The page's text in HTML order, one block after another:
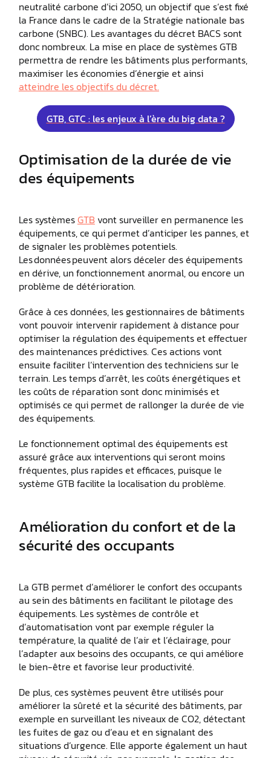
neutralité carbone d’ici 2050, un objectif que s’est fixé
la France dans le cadre de la Stratégie nationale bas
carbone (SNBC). Les avantages du décret BACS sont
donc nombreux. La mise en place de systèmes GTB
permettra de rendre les bâtiments plus performants,
maximiser les économies d’énergie et ainsi
atteindre les objectifs du décret.
GTB, GTC : les enjeux à l’ère du big data ?
Optimisation de la durée de vie
des équipements
Les systèmesGTBvont surveiller en permanence les
équipements, ce qui permet d’anticiper les pannes, et
de signaler les problèmes potentiels.
Les données peuvent alors déceler des équipements
en dérive, un fonctionnement anormal, ou encore un
problème de détérioration.
Grâce à ces données, les gestionnaires de bâtiments
vont pouvoir intervenir rapidement à distance pour
optimiser la régulation des équipements et effectuer
des maintenances prédictives. Ces actions vont
ensuite faciliter l’intervention des techniciens sur le
terrain. Les temps d’arrêt, les coûts énergétiques et
les coûts de réparation sont donc minimisés et
optimisés ce qui permet de rallonger la durée de vie
des équipements.
Le fonctionnement optimal des équipements est
assuré grâce aux interventions qui seront moins
fréquentes, plus rapides et efficaces, puisque le
système GTB facilite la localisation du problème.
Amélioration du confort et de la
sécurité des occupants
La GTB permet d’améliorer le confort des occupants
au sein des bâtiments en facilitant le pilotage des
équipements. Les systèmes de contrôle et
d’automatisation vont par exemple réguler la
température, la qualité de l’air et l’éclairage, pour
l’adapter aux besoins des occupants, ce qui améliore
le bien-être et favorise leur productivité.
De plus, ces systèmes peuvent être utilisés pour
améliorer la sûreté et la sécurité des bâtiments, par
exemple en surveillant les niveaux de CO2, détectant
les fuites de gaz ou d’eau et en signalant des
situations d’urgence. Elle apporte également un haut